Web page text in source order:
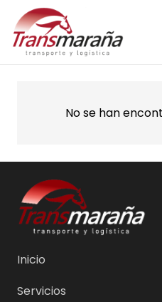
No se han
Inicio
Servicios